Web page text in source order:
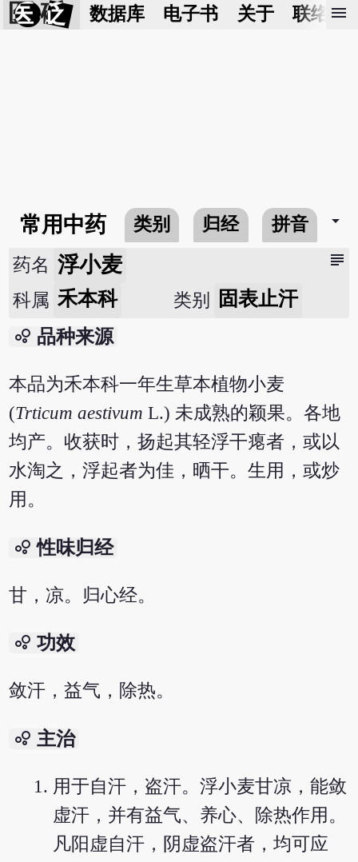
医 砭 数据库 电子书 关于 联络我
menu
常用中药 类别 归经 拼音 arrow_drop_down
subject
药名 浮小麦
科属 禾本科 类别 固表止汗
bubble_chart 品种来源
本品为禾本科一年生草本植物小麦
(Trticum aestivum L.) 未成熟的颖果。各地
均产。收获时，扬起其轻浮干瘪者，或以
水淘之，浮起者为佳，晒干。生用，或炒
用。
bubble_chart 性味归经
甘，凉。归心经。
bubble_chart 功效
敛汗，益气，除热。
bubble_chart 主治
用于自汗，盗汗。浮小麦甘凉，能敛
虚汗，并有益气、养心、除热作用。
凡阳虚自汗，阴虚盗汗者，均可应